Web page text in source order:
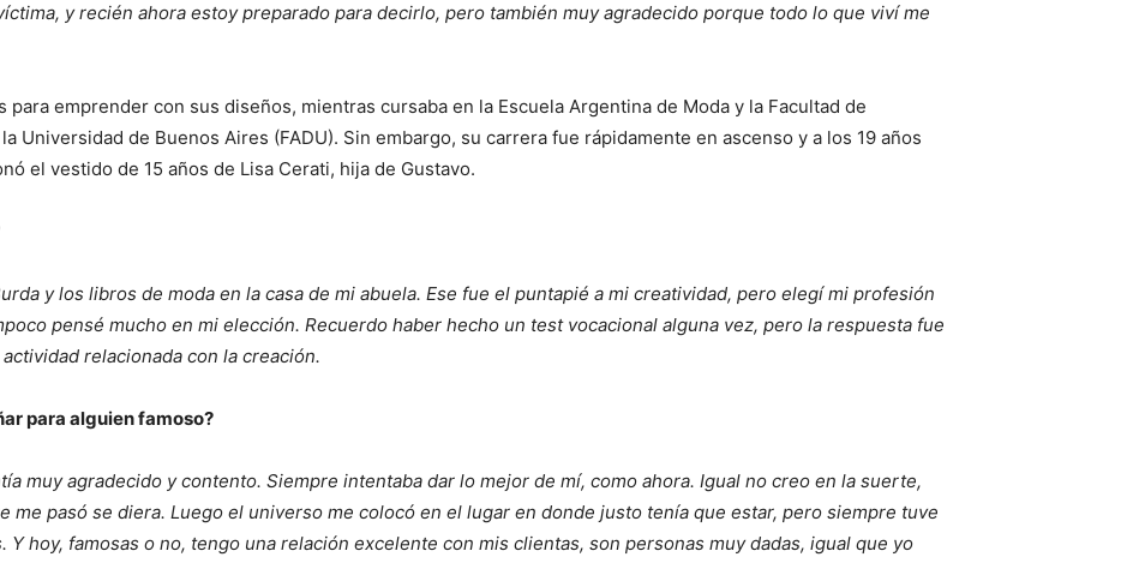
y recién ahora estoy preparado para decirlo, pero también muy agradecido porque todo lo que viví me
para emprender con sus diseños, mientras cursaba en la Escuela Argentina de Moda y la Facultad de
Universidad de Buenos Aires (FADU). Sin embargo, su carrera fue rápidamente en ascenso y a los 19 años
el vestido de 15 años de Lisa Cerati, hija de Gustavo.
y los libros de moda en la casa de mi abuela. Ese fue el puntapié a mi creatividad, pero elegí mi profesión
pensé mucho en mi elección. Recuerdo haber hecho un test vocacional alguna vez, pero la respuesta fue
relacionada con la creación.
para alguien famoso?
muy agradecido y contento. Siempre intentaba dar lo mejor de mí, como ahora. Igual no creo en la suerte,
me pasó se diera. Luego el universo me colocó en el lugar en donde justo tenía que estar, pero siempre tuve
hoy, famosas o no, tengo una relación excelente con mis clientas, son personas muy dadas, igual que yo